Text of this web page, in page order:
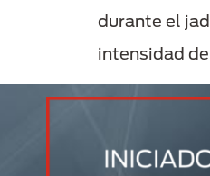
durante el
intensidad